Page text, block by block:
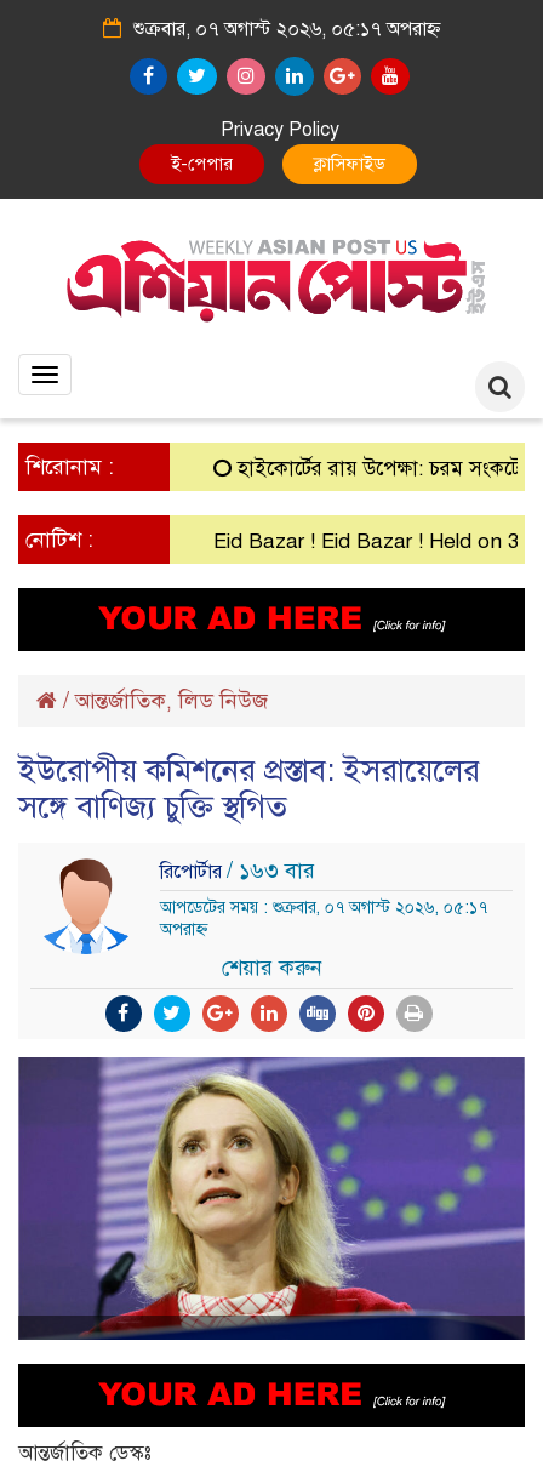
শুক্রবার, ০৭ অগাস্ট ২০২৬, ০৫:১৭ অপরাহ্ন
Privacy Policy
E-Paper Classified
Toggle
শিরোনাম : হাইকোর্টের রায় উপেক্ষা: চরম সংকটে গ্রামীণ
নোটিশ : Eid Bazar ! Eid Bazar ! Held on 30th
/আন্তর্জাতিক,লিড নিউজ
ইউরোপীয় কমিশনের প্রস্তাব: ইসরায়েলের
সঙ্গে বাণিজ্য চুক্তি স্থগিত
রিপোর্টার/ ১৬৩ বার
আপডেটের সময় : শুক্রবার, ০৭ অগাস্ট ২০২৬, ০৫:১৭
অপরাহ্ন
শেয়ার করুন
আন্তর্জাতিক ডেস্কঃ